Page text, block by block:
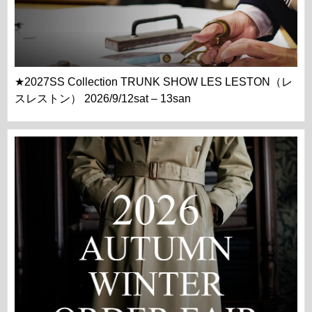
★2027SS Collection TRUNK SHOW LES LESTON（レ
スレストン） 2026/9/12sat – 13san